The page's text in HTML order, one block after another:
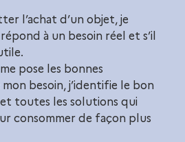
l’achat d’un objet, je
à un besoin réel et s’il
pose les bonnes
mon besoin, j’identifie le bon
toutes les solutions qui
consommer de façon plus